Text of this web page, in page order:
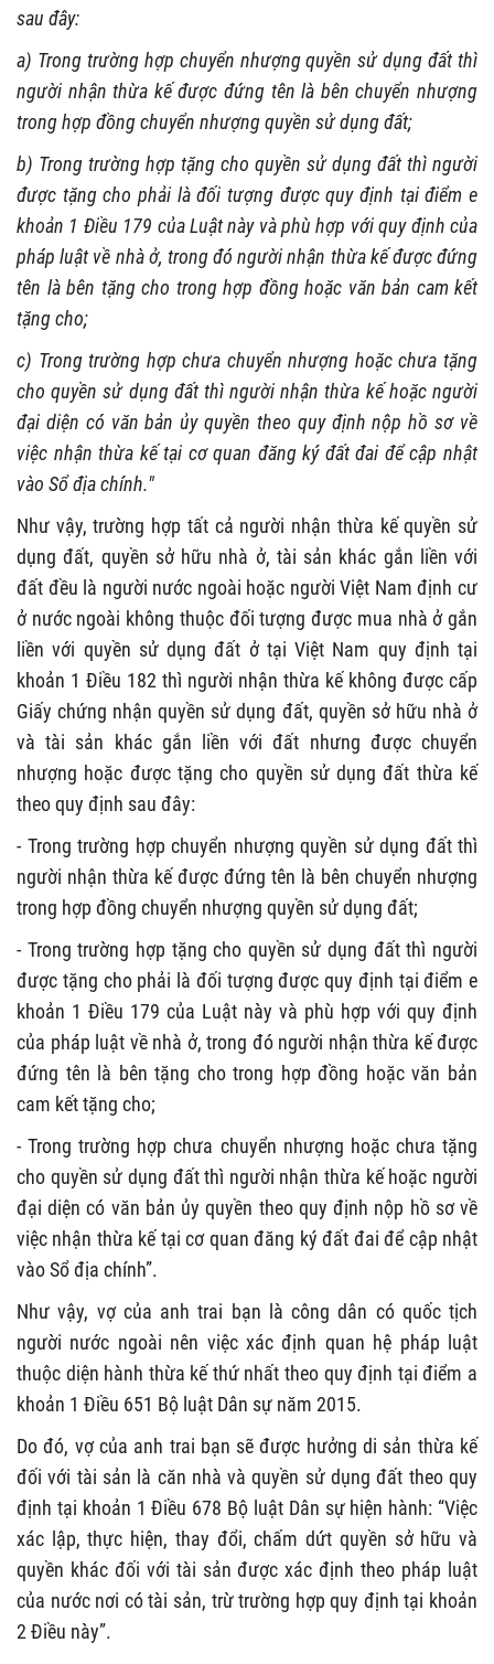
sau đây:
a) Trong trường hợp chuyển nhượng quyền sử dụng đất thì
người nhận thừa kế được đứng tên là bên chuyển nhượng
trong hợp đồng chuyển nhượng quyền sử dụng đất;
b) Trong trường hợp tặng cho quyền sử dụng đất thì người
được tặng cho phải là đối tượng được quy định tại điểm e
khoản 1 Điều 179 của Luật này và phù hợp với quy định của
pháp luật về nhà ở, trong đó người nhận thừa kế được đứng
tên là bên tặng cho trong hợp đồng hoặc văn bản cam kết
tặng cho;
c) Trong trường hợp chưa chuyển nhượng hoặc chưa tặng
cho quyền sử dụng đất thì người nhận thừa kế hoặc người
đại diện có văn bản ủy quyền theo quy định nộp hồ sơ về
việc nhận thừa kế tại cơ quan đăng ký đất đai để cập nhật
vào Sổ địa chính."
Như vậy, trường hợp tất cả người nhận thừa kế quyền sử
dụng đất, quyền sở hữu nhà ở, tài sản khác gắn liền với
đất đều là người nước ngoài hoặc người Việt Nam định cư
ở nước ngoài không thuộc đối tượng được mua nhà ở gắn
liền với quyền sử dụng đất ở tại Việt Nam quy định tại
khoản 1 Điều 182 thì người nhận thừa kế không được cấp
Giấy chứng nhận quyền sử dụng đất, quyền sở hữu nhà ở
và tài sản khác gắn liền với đất nhưng được chuyển
nhượng hoặc được tặng cho quyền sử dụng đất thừa kế
theo quy định sau đây:
- Trong trường hợp chuyển nhượng quyền sử dụng đất thì
người nhận thừa kế được đứng tên là bên chuyển nhượng
trong hợp đồng chuyển nhượng quyền sử dụng đất;
- Trong trường hợp tặng cho quyền sử dụng đất thì người
được tặng cho phải là đối tượng được quy định tại điểm e
khoản 1 Điều 179 của Luật này và phù hợp với quy định
của pháp luật về nhà ở, trong đó người nhận thừa kế được
đứng tên là bên tặng cho trong hợp đồng hoặc văn bản
cam kết tặng cho;
- Trong trường hợp chưa chuyển nhượng hoặc chưa tặng
cho quyền sử dụng đất thì người nhận thừa kế hoặc người
đại diện có văn bản ủy quyền theo quy định nộp hồ sơ về
việc nhận thừa kế tại cơ quan đăng ký đất đai để cập nhật
vào Sổ địa chính”.
Như vậy, vợ của anh trai bạn là công dân có quốc tịch
người nước ngoài nên việc xác định quan hệ pháp luật
thuộc diện hành thừa kế thứ nhất theo quy định tại điểm a
khoản 1 Điều 651 Bộ luật Dân sự năm 2015.
Do đó, vợ của anh trai bạn sẽ được hưởng di sản thừa kế
đối với tài sản là căn nhà và quyền sử dụng đất theo quy
định tại khoản 1 Điều 678 Bộ luật Dân sự hiện hành: “Việc
xác lập, thực hiện, thay đổi, chấm dứt quyền sở hữu và
quyền khác đối với tài sản được xác định theo pháp luật
của nước nơi có tài sản, trừ trường hợp quy định tại khoản
2 Điều này”.